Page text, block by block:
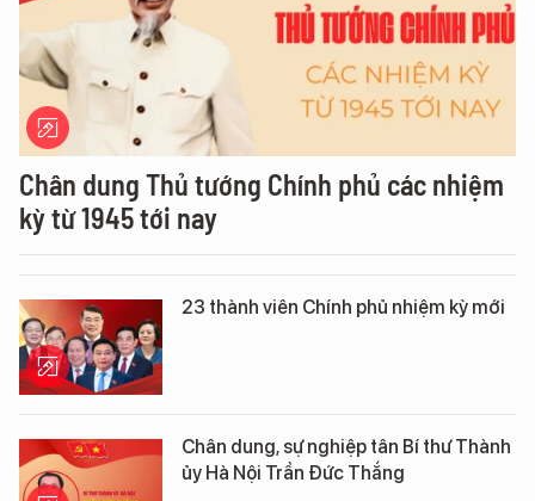
Chân dung Thủ tướng Chính phủ các nhiệm
kỳ từ 1945 tới nay
23 thành viên Chính phủ nhiệm kỳ mới
Chân dung, sự nghiệp tân Bí thư Thành
ủy Hà Nội Trần Đức Thắng